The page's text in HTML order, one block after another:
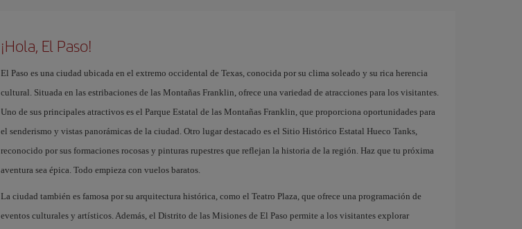
¡Hola, El Paso!
El Paso es una ciudad ubicada en el extremo occidental de Texas, conocida por su clima soleado y su rica herencia
cultural. Situada en las estribaciones de las Montañas Franklin, ofrece una variedad de atracciones para los visitantes.
Uno de sus principales atractivos es el Parque Estatal de las Montañas Franklin, que proporciona oportunidades para
el senderismo y vistas panorámicas de la ciudad. Otro lugar destacado es el Sitio Histórico Estatal Hueco Tanks,
reconocido por sus formaciones rocosas y pinturas rupestres que reflejan la historia de la región. Haz que tu próxima
aventura sea épica. Todo empieza con vuelos baratos. ​
La ciudad también es famosa por su arquitectura histórica, como el Teatro Plaza, que ofrece una programación de
eventos culturales y artísticos. Además, el Distrito de las Misiones de El Paso permite a los visitantes explorar